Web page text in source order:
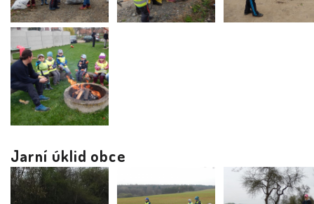
Jarní úklid obce